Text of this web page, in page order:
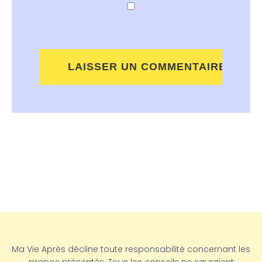
Ma Vie Après décline toute responsabilité concernant les